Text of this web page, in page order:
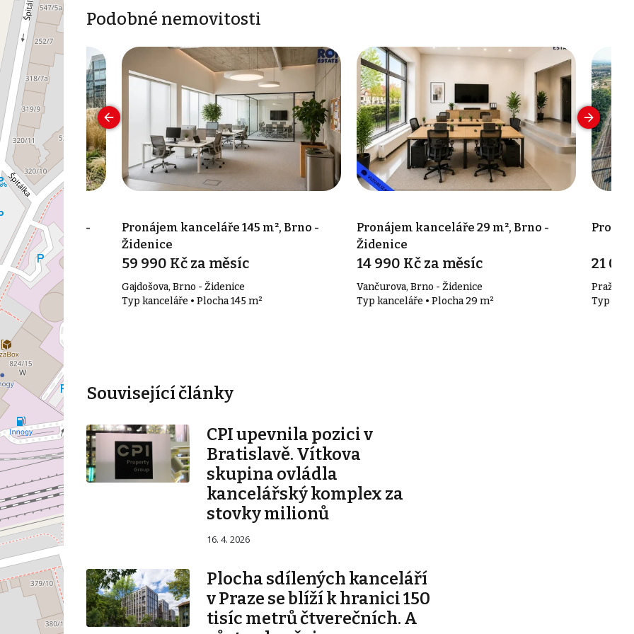
Podobné nemovitosti
363 m², Brno-
Brno - Starý
363 m²
Pronájem kanceláře 145 m², Brno -
Židenice
59 990 Kč za měsíc
Gajdošova, Brno - Židenice
Typ kanceláře • Plocha 145 m²
Pronájem kanceláře 29 m², Brno -
Židenice
14 990 Kč za měsíc
Vančurova, Brno - Židenice
Typ kanceláře • Plocha 29 m²
21
Typ
Související články
CPI upevnila pozici v
Bratislavě. Vítkova
skupina ovládla
kancelářský komplex za
stovky milionů
16. 4. 2026
Plocha sdílených kanceláří
v Praze se blíží k hranici 150
tisíc metrů čtverečních. A